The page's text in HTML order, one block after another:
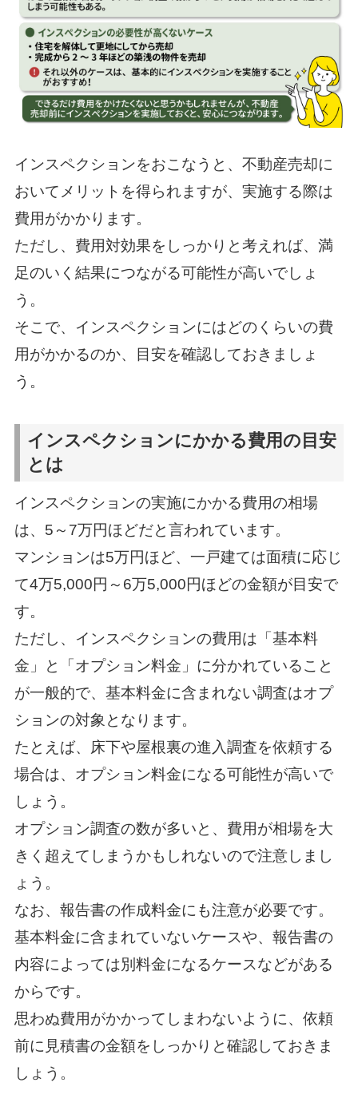
インスペクションをおこなうと、不動産売却に
おいてメリットを得られますが、実施する際は
費用がかかります。
ただし、費用対効果をしっかりと考えれば、満
足のいく結果につながる可能性が高いでしょ
う。
そこで、インスペクションにはどのくらいの費
用がかかるのか、目安を確認しておきましょ
う。
インスペクションにかかる費用の目安
とは
インスペクションの実施にかかる費用の相場
は、5～7万円ほどだと言われています。
マンションは5万円ほど、一戸建ては面積に応じ
て4万5,000円～6万5,000円ほどの金額が目安で
す。
ただし、インスペクションの費用は「基本料
金」と「オプション料金」に分かれていること
が一般的で、基本料金に含まれない調査はオプ
ションの対象となります。
たとえば、床下や屋根裏の進入調査を依頼する
場合は、オプション料金になる可能性が高いで
しょう。
オプション調査の数が多いと、費用が相場を大
きく超えてしまうかもしれないので注意しまし
ょう。
なお、報告書の作成料金にも注意が必要です。
基本料金に含まれていないケースや、報告書の
内容によっては別料金になるケースなどがある
からです。
思わぬ費用がかかってしまわないように、依頼
前に見積書の金額をしっかりと確認しておきま
しょう。